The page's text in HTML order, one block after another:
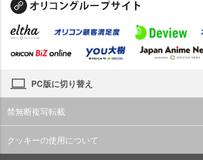
PC版に切り替え
禁無断複写転載
クッキーの使用について